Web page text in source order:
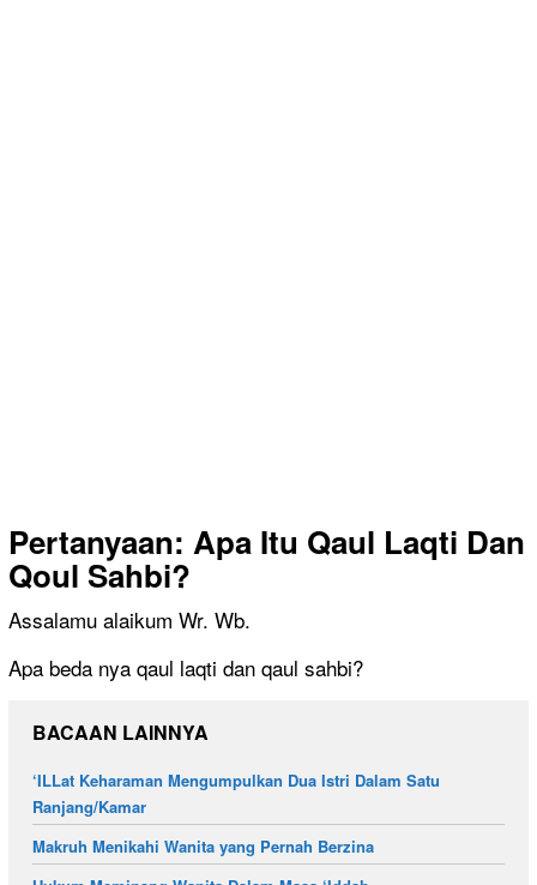
Pertanyaan: Apa Itu Qaul Laqti Dan
Qoul Sahbi?
Assalamu alaikum Wr. Wb.
Apa beda nya qaul laqti dan qaul sahbi?
BACAAN LAINNYA
‘ILLat Keharaman Mengumpulkan Dua Istri Dalam Satu
Ranjang/Kamar
Makruh Menikahi Wanita yang Pernah Berzina